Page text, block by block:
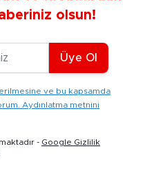
olsun!
posta Adresiniz
Üye Ol
ve bu kapsamda
Aydınlatma metnini
- Google Gizlilik